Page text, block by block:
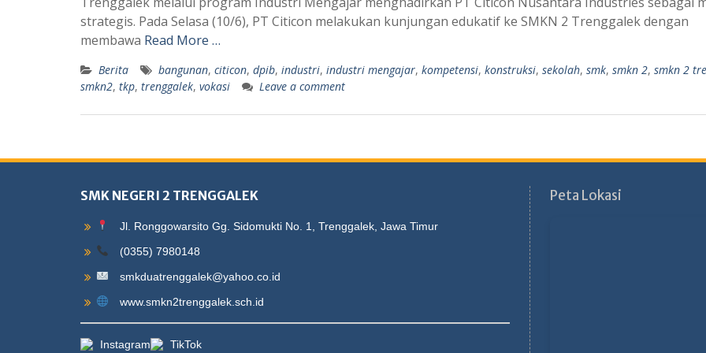
strategis. Pada Selasa (10/6), PT Citicon melakukan kunjungan edukatif ke SMKN 2 Trenggalek dengan
membawa Read More …
Berita bangunan, citicon, dpib, industri, industri mengajar, kompetensi, konstruksi, sekolah, smk, smkn 2, smkn 2
smkn2, tkp, trenggalek, vokasi Leave a comment
SMK NEGERI 2 TRENGGALEK
Jl. Ronggowarsito Gg. Sidomukti No. 1, Trenggalek, Jawa Timur
(0355) 7980148
smkduatrenggalek@yahoo.co.id
www.smkn2trenggalek.sch.id
Instagram TikTok
Peta Lokasi